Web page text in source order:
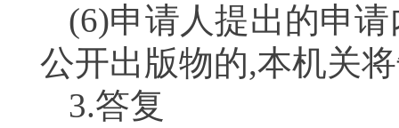
(6)申请人提出的申
公开出版物的,本机关
3.答复